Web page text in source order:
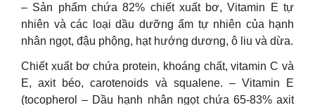
– Sản phẩm chứa 82% chiết xuất bơ, Vitamin E tự
nhiên và các loại dầu dưỡng ẩm tự nhiên của hạnh
nhân ngọt, đậu phộng, hạt hướng dương, ô liu và dừa.
Chiết xuất bơ chứa protein, khoáng chất, vitamin C và
E, axit béo, carotenoids và squalene. – Vitamin E
(tocopherol – Dầu hạnh nhân ngọt chứa 65-83% axit